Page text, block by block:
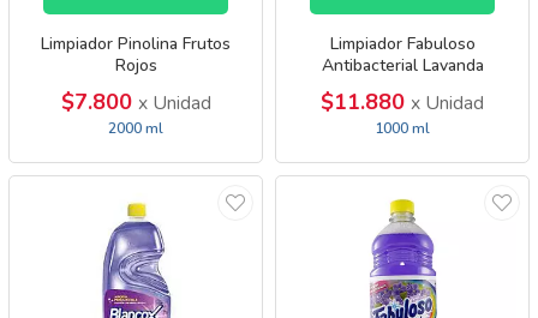
Limpiador Pinolina Frutos
Rojos
$7.800 x Unidad
2000 ml
Limpiador Fabuloso
Antibacterial Lavanda
$11.880 x Unidad
1000 ml